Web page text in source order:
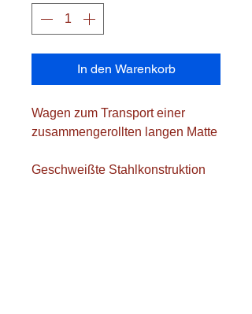
In den Warenkorb
Wagen zum Transport einer
zusammengerollten langen Matte
Geschweißte Stahlkonstruktion